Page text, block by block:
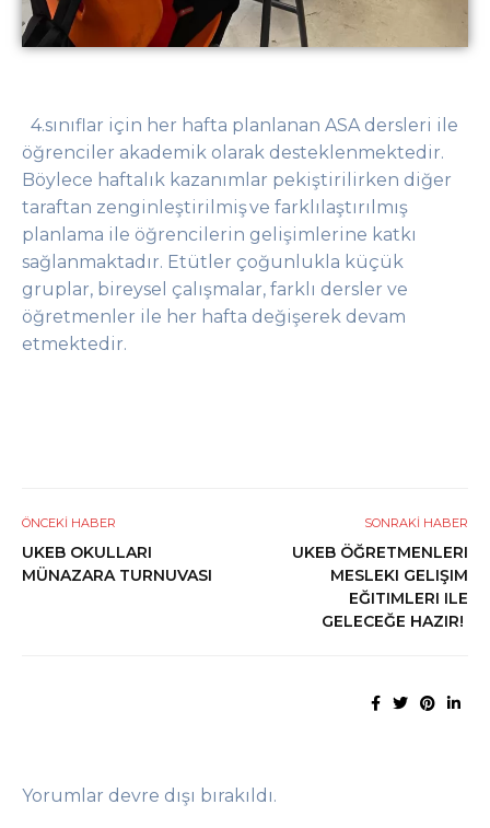
4.sınıflar için her hafta planlanan ASA dersleri ile
öğrenciler akademik olarak desteklenmektedir.
Böylece haftalık kazanımlar pekiştirilirken diğer
taraftan zenginleştirilmiş ve farklılaştırılmış
planlama ile öğrencilerin gelişimlerine katkı
sağlanmaktadır. Etütler çoğunlukla küçük
gruplar, bireysel çalışmalar, farklı dersler ve
öğretmenler ile her hafta değişerek devam
etmektedir.
ÖNCEKI HABER
UKEB OKULLARI
MÜNAZARA TURNUVASI
SONRAKI HABER
UKEB ÖĞRETMENLERI
MESLEKI GELIŞIM
EĞITIMLERI ILE
GELECEĞE HAZIR!
Yorumlar devre dışı bırakıldı.